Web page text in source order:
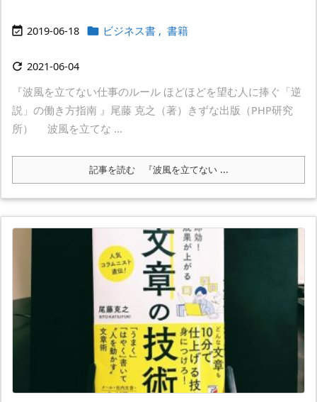
 2019-06-18  ビジネス書 , 書籍
 2021-06-04
『波風を立てない仕事のルール ほどほどを望む人に捧ぐ「逆
説」の働き方指南 』尾藤 克之（著）きずな出版（PHP研究
所） 波風を立てな ...
記事を読む 『波風を立てない ...